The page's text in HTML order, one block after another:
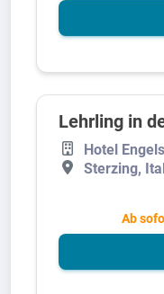
Lehrling in
Hotel
Sterzing,
Ab